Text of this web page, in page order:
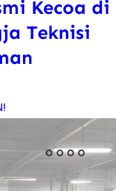
Kecoa di
Teknisi